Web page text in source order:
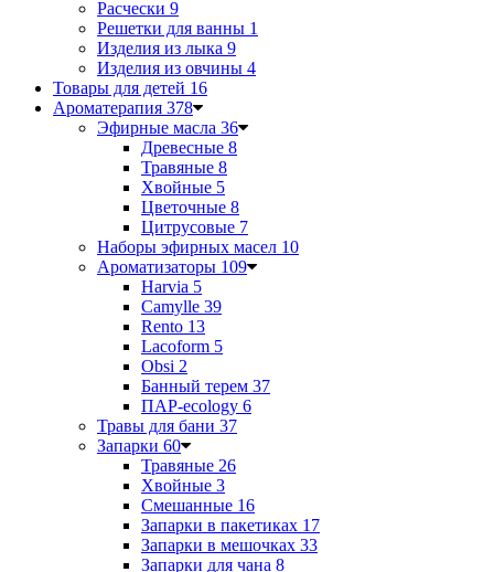
Расчески 9
Решетки для ванны 1
Изделия из лыка 9
Изделия из овчины 4
Товары для детей 16
Ароматерапия 378
Эфирные масла 36
Древесные 8
Травяные 8
Хвойные 5
Цветочные 8
Цитрусовые 7
Наборы эфирных масел 10
Ароматизаторы 109
Harvia 5
Camylle 39
Rento 13
Lacoform 5
Obsi 2
Банный терем 37
ПАР-ecology 6
Травы для бани 37
Запарки 60
Травяные 26
Хвойные 3
Смешанные 16
Запарки в пакетиках 17
Запарки в мешочках 33
Запарки для чана 8